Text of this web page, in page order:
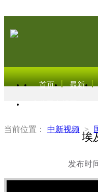
首页 最新
当前位置： 中新视频 >
埃
发布时